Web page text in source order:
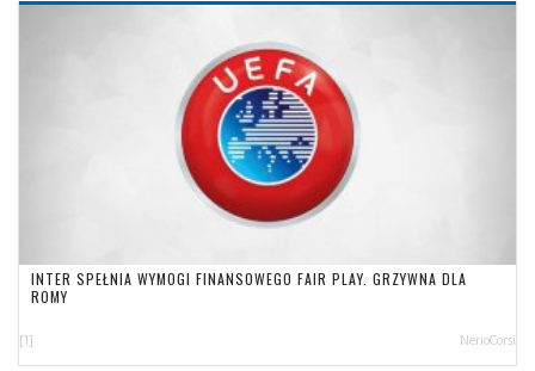
INTER SPEŁNIA WYMOGI FINANSOWEGO FAIR PLAY. GRZYWNA DLA
ROMY
[1] NerioCorsi